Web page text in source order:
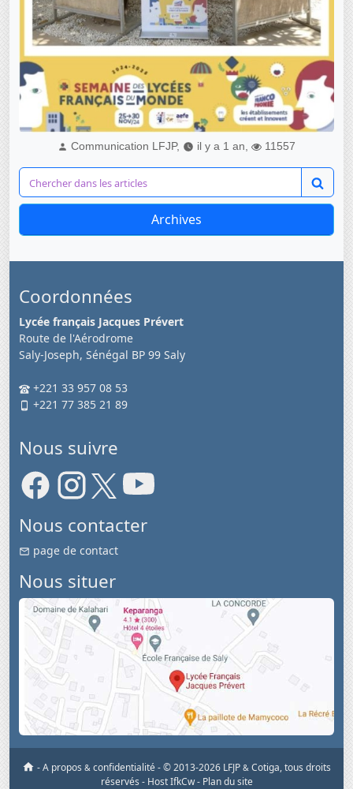
Communication LFJP, il y a 1 an, 11557
Archives
Coordonnées
Lycée français Jacques Prévert
Route de l'Aérodrome
Saly-Joseph, Sénégal BP 99 Saly
+221 33 957 08 53
+221 77 385 21 89
Nous suivre
Nous contacter
page de contact
Nous situer
-A propos & confidentialité-© 2013-2026 LFJP & Cotiga, tous droits
réservés - Host IfkCw - Plan du site